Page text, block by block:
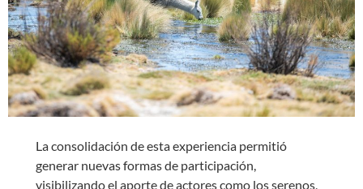
La consolidación de esta experiencia permitió
generar nuevas formas de participación,
visibilizando el aporte de actores como los serenos,